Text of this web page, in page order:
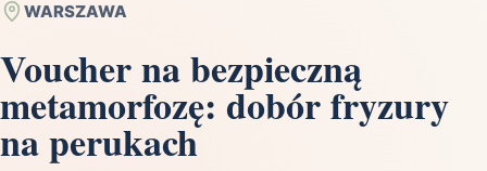
WARSZAWA
Voucher na bezpieczną
metamorfozę: dobór fryzury
na perukach